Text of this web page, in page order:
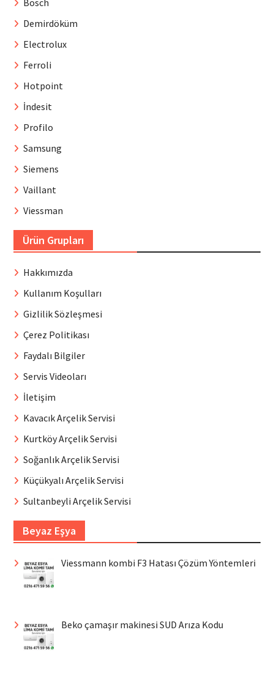
Bosch
Demirdöküm
Electrolux
Ferroli
Hotpoint
İndesit
Profilo
Samsung
Siemens
Vaillant
Viessman
Ürün Grupları
Hakkımızda
Kullanım Koşulları
Gizlilik Sözleşmesi
Çerez Politikası
Faydalı Bilgiler
Servis Videoları
İletişim
Kavacık Arçelik Servisi
Kurtköy Arçelik Servisi
Soğanlık Arçelik Servisi
Küçükyalı Arçelik Servisi
Sultanbeyli Arçelik Servisi
Beyaz Eşya
Viessmann kombi F3 Hatası Çözüm Yöntemleri
Beko çamaşır makinesi SUD Arıza Kodu